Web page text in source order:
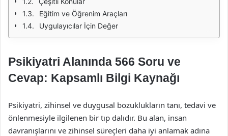
Eğitim ve Öğrenim Araçları
Uygulayıcılar İçin Değer
Psikiyatri Alanında 566 Soru ve
Cevap: Kapsamlı Bilgi Kaynağı
Psikiyatri, zihinsel ve duygusal bozuklukların tanı, tedavi ve
önlenmesiyle ilgilenen bir tıp dalıdır. Bu alan, insan
davranışlarını ve zihinsel süreçleri daha iyi anlamak adına